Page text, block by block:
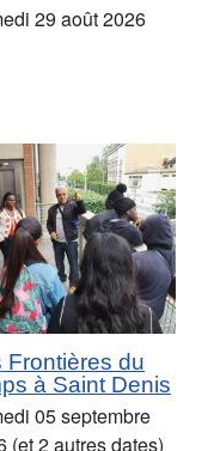
29 août 2026
Frontières du
à Saint Denis
05 septembre
(et 2 autres dates)